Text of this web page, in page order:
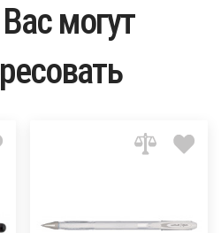
могут